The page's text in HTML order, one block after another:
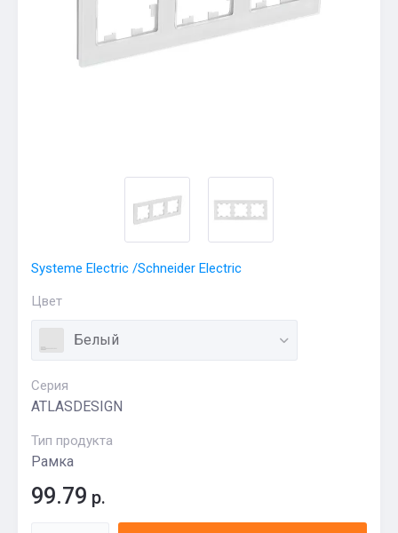
Systeme Electric /Schneider Electric
Цвет
Белый
Серия
ATLASDESIGN
Тип продукта
Рамка
99.79 р.